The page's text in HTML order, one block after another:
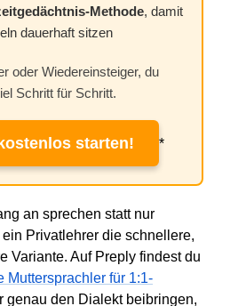
Methode, damit
dauerhaft sitzen
oder Wiedereinsteiger, du
Schritt für Schritt.
starten! *
an sprechen statt nur
Privatlehrer die schnellere,
Variante. Auf Preply findest du
Muttersprachler für 1:1-
genau den Dialekt beibringen,